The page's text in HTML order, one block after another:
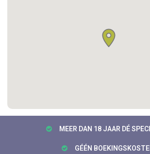
MEER DAN 18 JAAR DÉ
GÉÉN